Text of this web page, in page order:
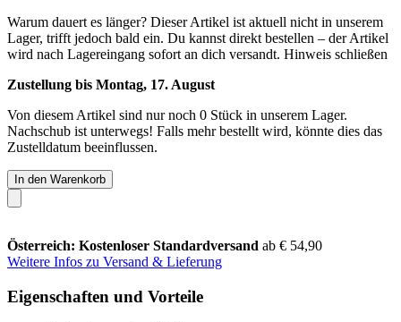
Warum dauert es länger? Dieser Artikel ist aktuell nicht in unserem
Lager, trifft jedoch bald ein. Du kannst direkt bestellen – der Artikel
wird nach Lagereingang sofort an dich versandt. Hinweis schließen
Zustellung bis Montag, 17. August
Von diesem Artikel sind nur noch 0 Stück in unserem Lager.
Nachschub ist unterwegs! Falls mehr bestellt wird, könnte dies das
Zustelldatum beeinflussen.
In den Warenkorb
Österreich: Kostenloser Standardversand ab € 54,90
Weitere Infos zu Versand & Lieferung
Eigenschaften und Vorteile